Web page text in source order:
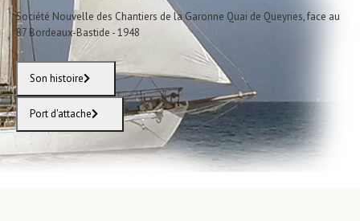
Société Nouvelle des Chantiers de la Garonne Quai de Queyries, face au
87 Bordeaux-Bastide - 1948
Son histoire
Port d'attache